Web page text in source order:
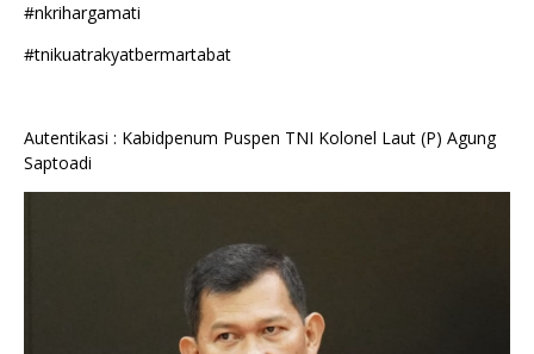
#nkrihargamati
#tnikuatrakyatbermartabat
Autentikasi : Kabidpenum Puspen TNI Kolonel Laut (P) Agung
Saptoadi